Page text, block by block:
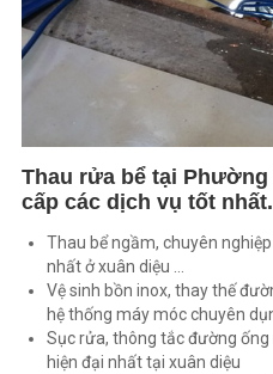
Thau rửa bể tại
cấp các dịch vụ tốt nhất.
Thau bể ngầm, chuyên
nhất ở xuân diệu …
Vệ sinh bồn inox, thay thế
hệ thống máy móc chuyên
Sục rửa, thông tắc đường
hiện đại nhất tại xuân diệu